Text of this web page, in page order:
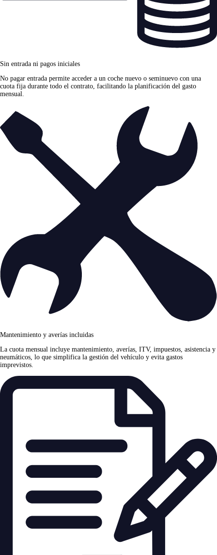
Sin entrada ni pagos iniciales
No pagar entrada permite acceder a un coche nuevo o seminuevo con una
cuota fija durante todo el contrato, facilitando la planificación del gasto
mensual.
Mantenimiento y averías incluidas
La cuota mensual incluye mantenimiento, averías, ITV, impuestos, asistencia y
neumáticos, lo que simplifica la gestión del vehículo y evita gastos
imprevistos.